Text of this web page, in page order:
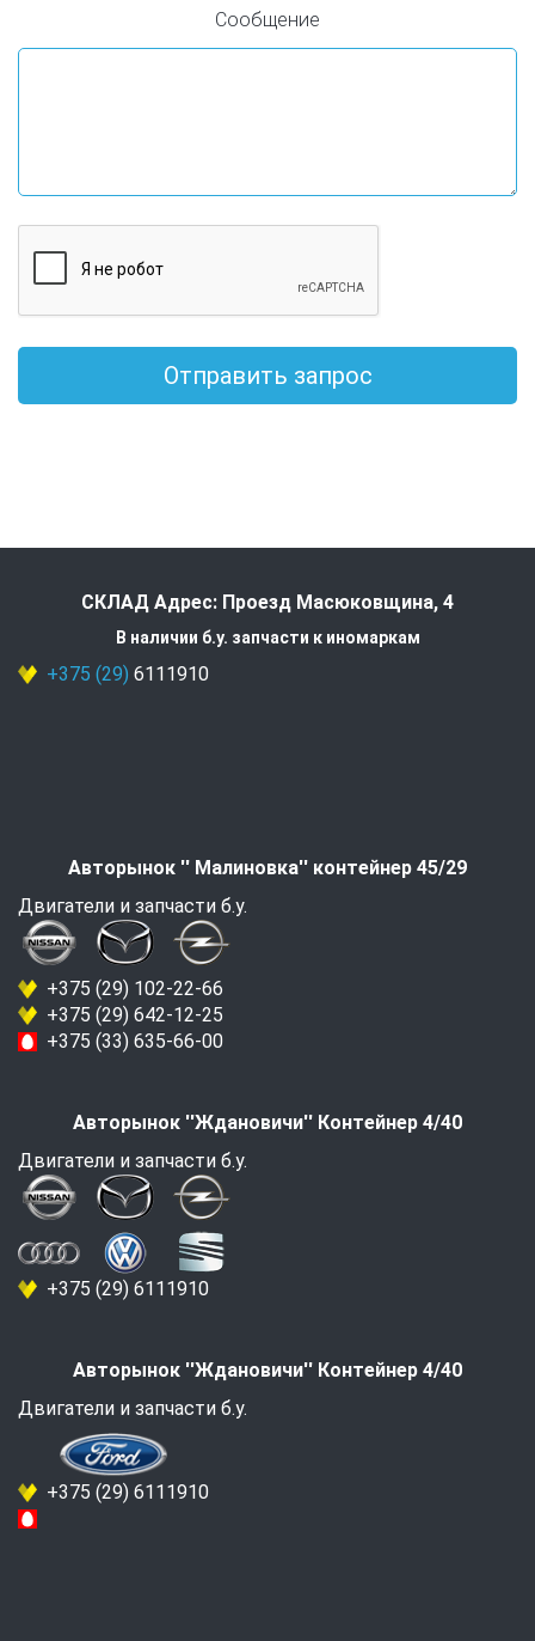
Сообщение
Отправить запрос
СКЛАД Адрес: Проезд Масюковщина, 4
В наличии б.у. запчасти к иномаркам
+375 (29) 6111910
Авторынок '' Малиновка'' контейнер 45/29
Двигатели и запчасти б.у.
+375 (29) 102-22-66
+375 (29) 642-12-25
+375 (33) 635-66-00
Авторынок ''Ждановичи'' Контейнер 4/40
Двигатели и запчасти б.у.
+375 (29) 6111910
Авторынок ''Ждановичи'' Контейнер 4/40
Двигатели и запчасти б.у.
+375 (29) 6111910